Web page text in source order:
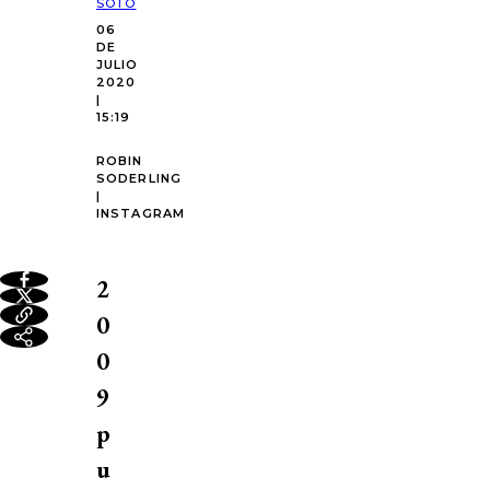
SOTO
06
DE
JULIO
2020
|
15:19
ROBIN
SODERLING
|
INSTAGRAM
2
0
0
9
p
u